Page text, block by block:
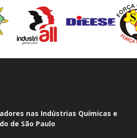
nas Indústrias Químicas e
de São Paulo